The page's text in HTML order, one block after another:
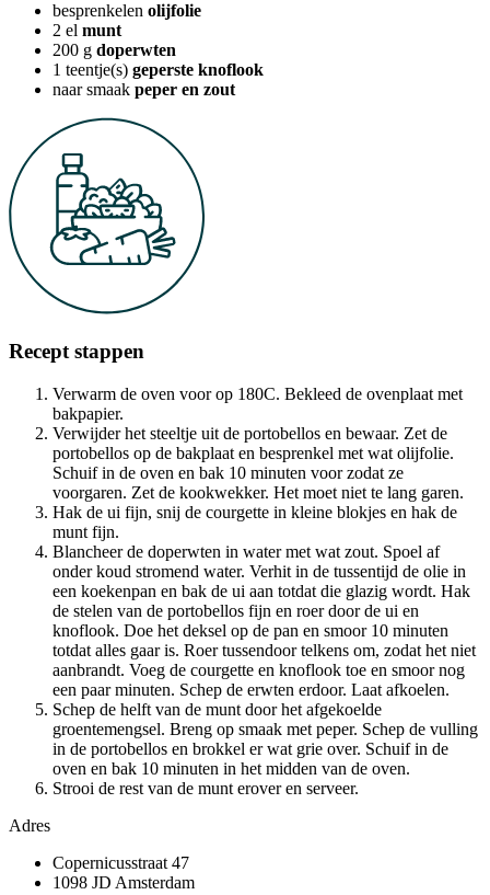
besprenkelen olijfolie
2 el munt
200 g doperwten
1 teentje(s) geperste knoflook
naar smaak peper en zout
Recept stappen
Verwarm de oven voor op 180C. Bekleed de ovenplaat met
bakpapier.
Verwijder het steeltje uit de portobellos en bewaar. Zet de
portobellos op de bakplaat en besprenkel met wat olijfolie.
Schuif in de oven en bak 10 minuten voor zodat ze
voorgaren. Zet de kookwekker. Het moet niet te lang garen.
Hak de ui fijn, snij de courgette in kleine blokjes en hak de
munt fijn.
Blancheer de doperwten in water met wat zout. Spoel af
onder koud stromend water. Verhit in de tussentijd de olie in
een koekenpan en bak de ui aan totdat die glazig wordt. Hak
de stelen van de portobellos fijn en roer door de ui en
knoflook. Doe het deksel op de pan en smoor 10 minuten
totdat alles gaar is. Roer tussendoor telkens om, zodat het niet
aanbrandt. Voeg de courgette en knoflook toe en smoor nog
een paar minuten. Schep de erwten erdoor. Laat afkoelen.
Schep de helft van de munt door het afgekoelde
groentemengsel. Breng op smaak met peper. Schep de vulling
in de portobellos en brokkel er wat grie over. Schuif in de
oven en bak 10 minuten in het midden van de oven.
Strooi de rest van de munt erover en serveer.
Adres
Copernicusstraat 47
1098 JD Amsterdam